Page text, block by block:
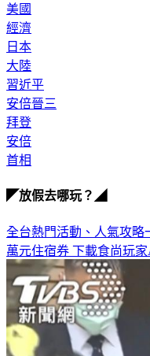
美國
經濟
日本
大陸
習近平
安倍晉三
拜登
安倍
首相
◤放假去哪玩？◢
全台熱門活動、人氣攻略
萬元住宿券 下載食尚玩